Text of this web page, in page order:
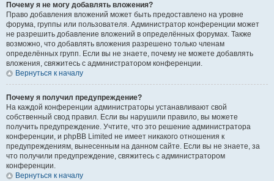
Почему я не могу добавлять вложения?
Право добавления вложений может быть предоставлено на уровне
форума, группы или пользователя. Администратор конференции может
не разрешить добавление вложений в определённых форумах. Также
возможно, что добавлять вложения разрешено только членам
определённых групп. Если вы не знаете, почему не можете добавлять
вложения, свяжитесь с администратором конференции.
Вернуться к началу
Почему я получил предупреждение?
На каждой конференции администраторы устанавливают свой
собственный свод правил. Если вы нарушили правило, вы можете
получить предупреждение. Учтите, что это решение администратора
конференции, и phpBB Limited не имеет никакого отношения к
предупреждениям, вынесенным на данном сайте. Если вы не знаете, за
что получили предупреждение, свяжитесь с администратором
конференции.
Вернуться к началу